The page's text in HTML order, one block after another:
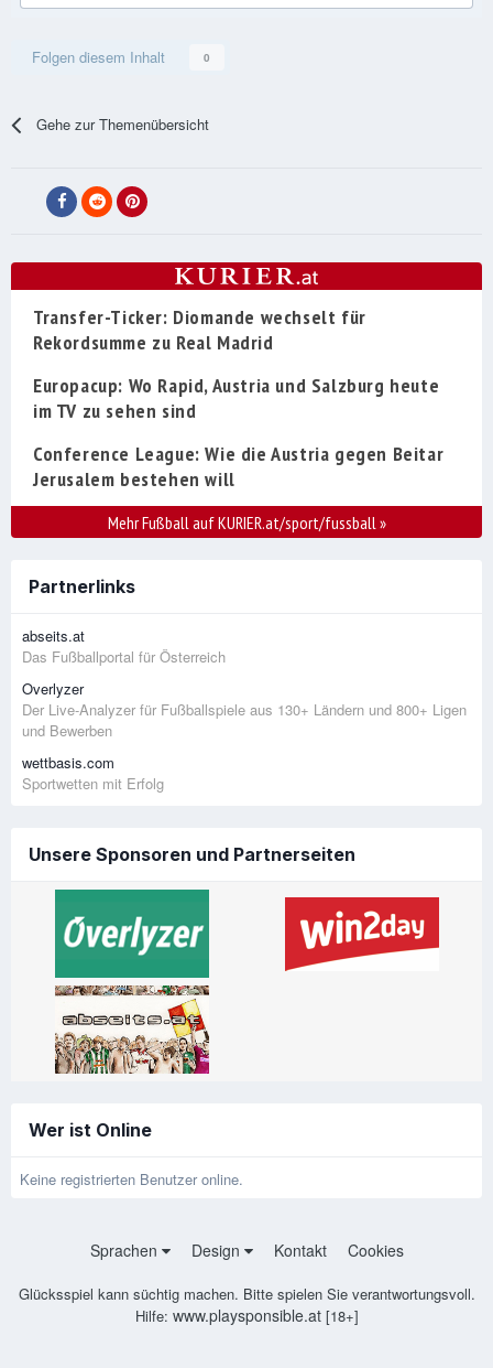
Folgen diesem Inhalt 0
Gehe zur Themenübersicht
Transfer-Ticker: Diomande wechselt für
Rekordsumme zu Real Madrid
Europacup: Wo Rapid, Austria und Salzburg heute
im TV zu sehen sind
Conference League: Wie die Austria gegen Beitar
Jerusalem bestehen will
Mehr Fußball auf KURIER.at/sport/fussball»
Partnerlinks
abseits.at
Das Fußballportal für Österreich
Overlyzer
Der Live-Analyzer für Fußballspiele aus 130+ Ländern und 800+ Ligen
und Bewerben
wettbasis.com
Sportwetten mit Erfolg
Unsere Sponsoren und Partnerseiten
Wer ist Online
Keine registrierten Benutzer online.
Sprachen Design Kontakt Cookies
Glücksspiel kann süchtig machen. Bitte spielen Sie verantwortungsvoll.
Hilfe: www.playsponsible.at[18+]